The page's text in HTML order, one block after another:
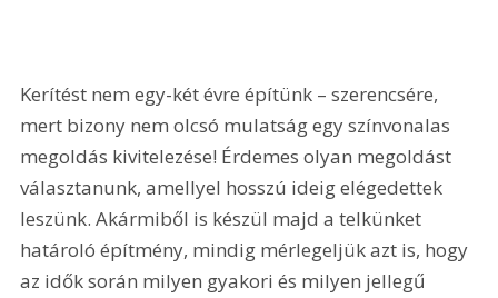
Kerítést nem egy-két évre építünk – szerencsére,
mert bizony nem olcsó mulatság egy színvonalas
megoldás kivitelezése! Érdemes olyan megoldást
választanunk, amellyel hosszú ideig elégedettek
leszünk. Akármiből is készül majd a telkünket
határoló építmény, mindig mérlegeljük azt is, hogy
az idők során milyen gyakori és milyen jellegű